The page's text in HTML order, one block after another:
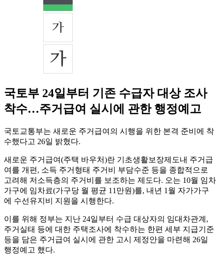
국토부 24일부터 기존 수급자 대상 조사
착수…주거급여 실시에 관한 행정예고
국토교통부는 새로운 주거급여의 시행을 위한 본격 준비에 착
수했다고 26일 밝혔다.
새로운 주거급여(주택 바우처)란 기초생활보장제도내 주거급
여를 개편, 소득 주거형태 주거비 부담수준 등을 종합적으로
고려해 저소득층의 주거비를 보조하는 제도다. 오는 10월 임차
가구에 임차료(가구당 월 평균 11만원)를, 내년 1월 자가가구
에 수선유지비 지원을 시행한다.
이를 위해 정부는 지난 24일부터 수급 대상자의 임대차관계,
주거실태 등에 대한 주택조사에 착수하는 한편 세부 지급기준
등을 담은 주거급여 실시에 관한 고시 제정안을 마련해 26일
행정예고 했다.